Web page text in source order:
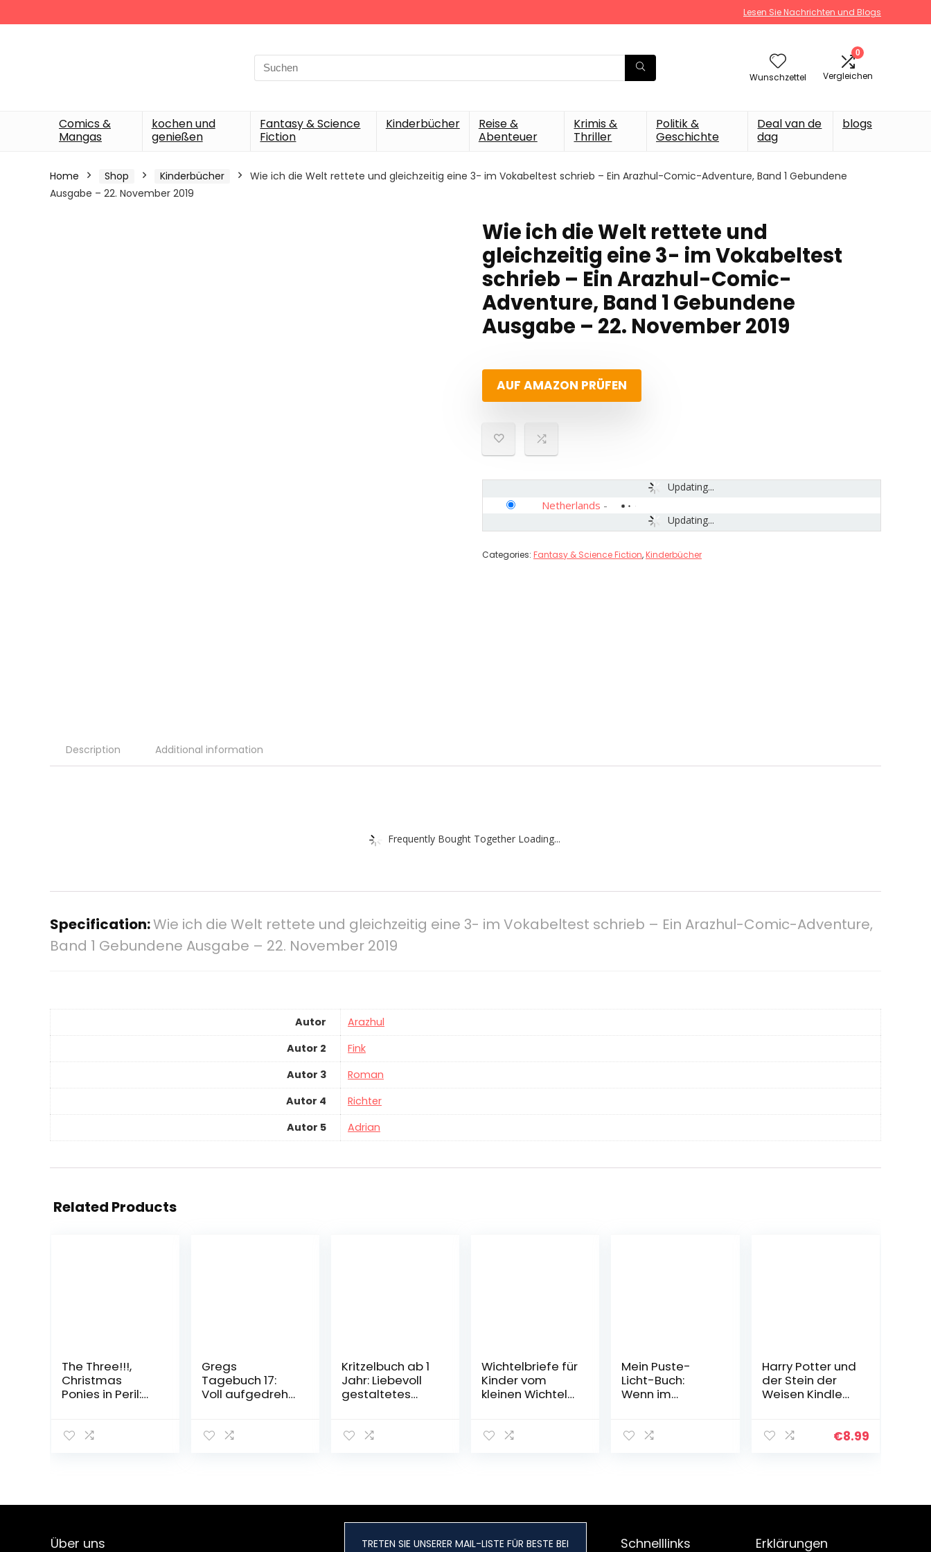
Lesen Sie Nachrichten und Blogs
Search
for:
Wunschzettel
0
Vergleichen
Comics &
Mangas
kochen und
genießen
Fantasy & Science
Fiction
Kinderbücher
Reise &
Abenteuer
Krimis &
Thriller
Politik &
Geschichte
Deal van de
dag
blogs
Home Shop Kinderbücher
Wie ich die Welt rettete und gleichzeitig eine 3- im Vokabeltest schrieb – Ein Arazhul-Comic-Adventure, Band 1 Gebundene
Ausgabe – 22. November 2019
Wie ich die Welt rettete und
gleichzeitig eine 3- im Vokabeltest
schrieb – Ein Arazhul-Comic-
Adventure, Band 1 Gebundene
Ausgabe – 22. November 2019
AUF AMAZON PRÜFEN
Updating...
Updating...
Netherlands -
Categories: Fantasy & Science Fiction,Kinderbücher
Description Additional information
Frequently Bought Together Loading...
Specification:Wie ich die Welt rettete und gleichzeitig eine 3- im Vokabeltest schrieb – Ein Arazhul-Comic-Adventure,
Band 1 Gebundene Ausgabe – 22. November 2019
Autor
Arazhul
Autor 2
Fink
Autor 3
Roman
Autor 4
Richter
Autor 5
Adrian
Related Products
The Three!!!,
Christmas
Ponies in Peril:
Hardcover –
Gregs
Tagebuch 17:
Voll aufgedreht!
November 2022
Kritzelbuch ab 1
Jahr: Liebevoll
gestaltetes
Jahr | Erstes
Kreativität und
Motorik
6. März 2022
Wichtelbriefe für
Kinder vom
kleinen Wichtel
Wichteltür:
Ideen und eine
Wichtelgeschich
Weihnachten als
Mein Puste-
Licht-Buch:
Wenn im
Nacht-Buch mit
Monaten
Harry Potter und
der Stein der
Weisen Kindle
€8.99
Über uns TRETEN SIE UNSERER MAIL-LISTE FÜR BESTE BEI Schnelllinks Erklärungen